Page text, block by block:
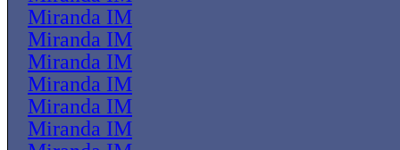
Miranda IM
Miranda IM
Miranda IM
Miranda IM
Miranda IM
Miranda IM